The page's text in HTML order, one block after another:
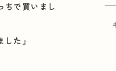
ちで買いまし
た」